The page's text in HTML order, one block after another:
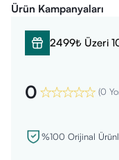
önerilmez.
• Hassasiyeti olan
ve kullanmadan önce
• Aqua
• Glycerin
Ürün Kampanyaları
2499₺ Üzeri
0 (0
%100 Orijinal